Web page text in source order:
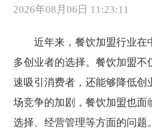
2026年08月06日 11:23:11
近年来，餐饮加盟行业在
多创业者的选择。餐饮加盟不
速吸引消费者，还能够降低创
场竞争的加剧，餐饮加盟也面
选择、经营管理等方面的问题